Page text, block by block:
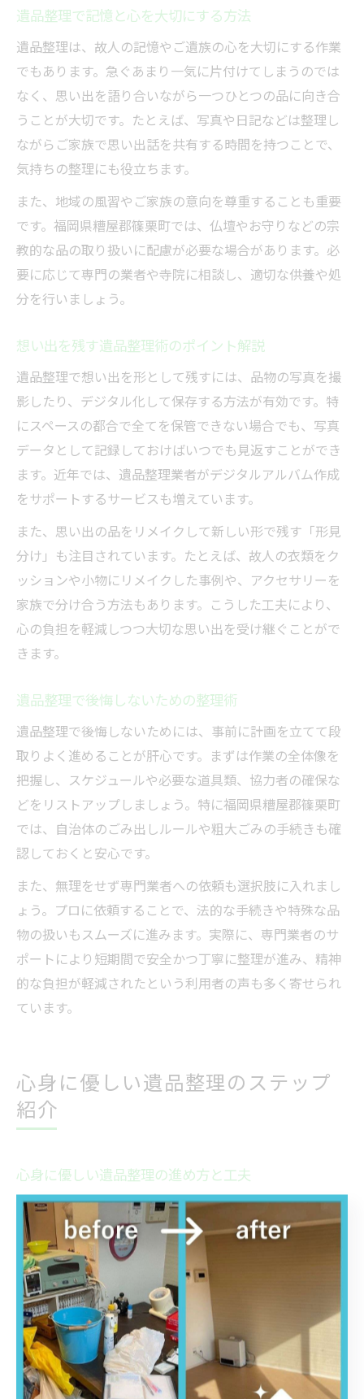
遺品整理で記憶と心を大切にする方法
遺品整理は、故人の記憶やご遺族の心を大切にする作業
でもあります。急ぐあまり一気に片付けてしまうのでは
なく、思い出を語り合いながら一つひとつの品に向き合
うことが大切です。たとえば、写真や日記などは整理し
ながらご家族で思い出話を共有する時間を持つことで、
気持ちの整理にも役立ちます。
また、地域の風習やご家族の意向を尊重することも重要
です。福岡県糟屋郡篠栗町では、仏壇やお守りなどの宗
教的な品の取り扱いに配慮が必要な場合があります。必
要に応じて専門の業者や寺院に相談し、適切な供養や処
分を行いましょう。
想い出を残す遺品整理術のポイント解説
遺品整理で想い出を形として残すには、品物の写真を撮
影したり、デジタル化して保存する方法が有効です。特
にスペースの都合で全てを保管できない場合でも、写真
データとして記録しておけばいつでも見返すことができ
ます。近年では、遺品整理業者がデジタルアルバム作成
をサポートするサービスも増えています。
また、思い出の品をリメイクして新しい形で残す「形見
分け」も注目されています。たとえば、故人の衣類をク
ッションや小物にリメイクした事例や、アクセサリーを
家族で分け合う方法もあります。こうした工夫により、
心の負担を軽減しつつ大切な思い出を受け継ぐことがで
きます。
遺品整理で後悔しないための整理術
遺品整理で後悔しないためには、事前に計画を立てて段
取りよく進めることが肝心です。まずは作業の全体像を
把握し、スケジュールや必要な道具類、協力者の確保な
どをリストアップしましょう。特に福岡県糟屋郡篠栗町
では、自治体のごみ出しルールや粗大ごみの手続きも確
認しておくと安心です。
また、無理をせず専門業者への依頼も選択肢に入れまし
ょう。プロに依頼することで、法的な手続きや特殊な品
物の扱いもスムーズに進みます。実際に、専門業者のサ
ポートにより短期間で安全かつ丁寧に整理が進み、精神
的な負担が軽減されたという利用者の声も多く寄せられ
ています。
心身に優しい遺品整理のステップ
紹介
心身に優しい遺品整理の進め方と工夫
遺品整理は精神的にも肉体的にも大きな負担がかかる作
業ですが、心身に優しい進め方を意識することで、無理
なく取り組むことが可能です。まず、思い出の品を無理
に急いで処分せず、気持ちの整理をしながらゆっくり進
めることが大切です。特に福岡県糟屋郡篠栗町では、親
族や近隣の協力を得やすい地域性を活かし、家族や信頼
できる人と一緒に作業することで孤独感や負担を軽減で
きます。